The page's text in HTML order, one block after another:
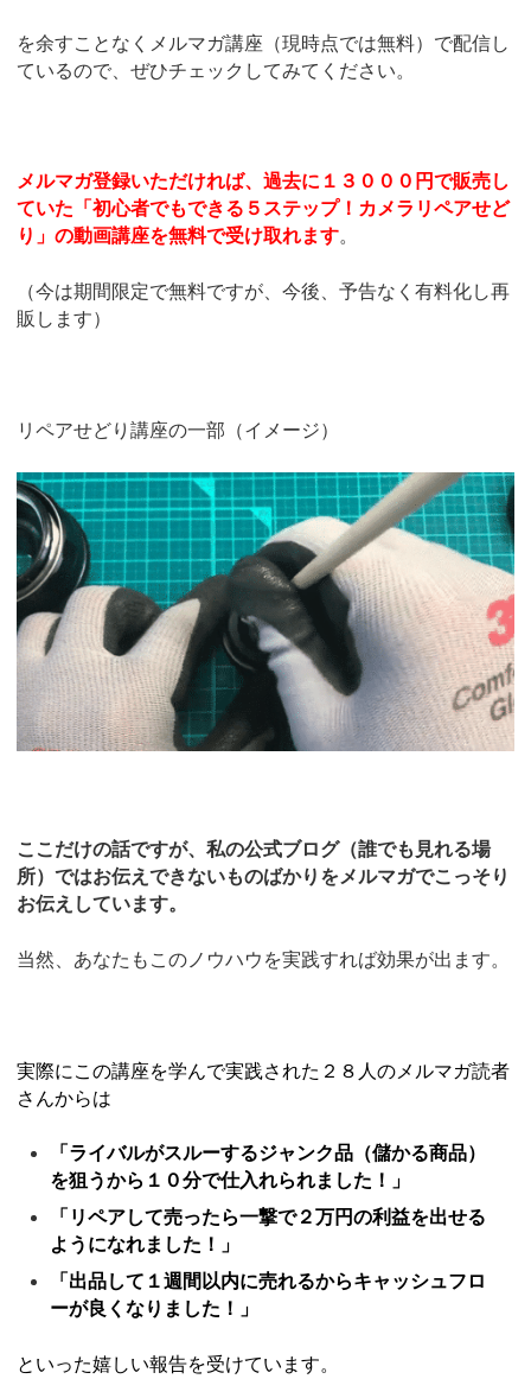
を余すことなくメルマガ講座（現時点では無料）で配信し
ているので、ぜひチェックしてみてください。
メルマガ登録いただければ、過去に１３０００円で販売し
ていた「初心者でもできる５ステップ！カメラリペアせど
り」の動画講座を無料で受け取れます。
（今は期間限定で無料ですが、今後、予告なく有料化し再
販します）
リペアせどり講座の一部（イメージ）
ここだけの話ですが、私の公式ブログ（誰でも見れる場
所）ではお伝えできないものばかりをメルマガでこっそり
お伝えしています。
当然、あなたもこのノウハウを実践すれば効果が出ます。
実際にこの講座を学んで実践された２８人のメルマガ読者
さんからは
「ライバルがスルーするジャンク品（儲かる商品）
を狙うから１０分で仕入れられました！」
「リペアして売ったら一撃で２万円の利益を出せる
ようになれました！」
「出品して１週間以内に売れるからキャッシュフロ
ーが良くなりました！」
といった嬉しい報告を受けています。